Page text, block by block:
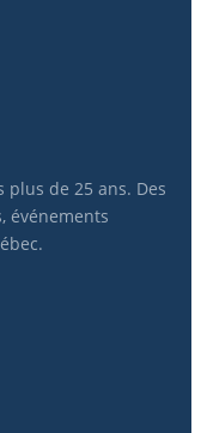
de 25 ans. Des
événements